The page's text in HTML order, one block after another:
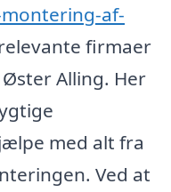
af-
firmaer
Alling. Her
med alt fra
Ved at